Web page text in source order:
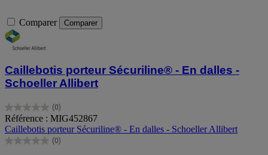
Comparer Comparer
Caillebotis porteur Sécuriline® - En dalles -
Schoeller Allibert
(0)
0.0
sur
5
étoiles.
Référence : MIG452867
Caillebotis porteur Sécuriline® - En dalles - Schoeller Allibert
(0)
0.0